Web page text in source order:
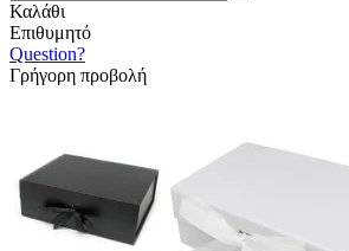
Καλάθι
Επιθυμητό
Question?
Γρήγορη προβολή